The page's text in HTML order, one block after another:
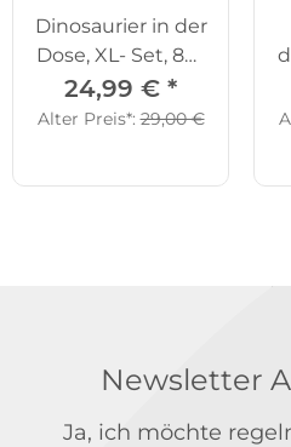
Dinosaurier in der
Dose, XL- Set, 84-
tlg.
24,99 € *
Alter Preis*:29,00 €
Newsletter
Ja, ich möchte